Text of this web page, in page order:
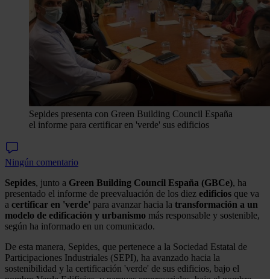
Sepides presenta con Green Building Council España
el informe para certificar en 'verde' sus edificios
Ningún comentario
Sepides, junto a Green Building Council España (GBCe), ha
presentado el informe de preevaluación de los diez edificios que va
a certificar en 'verde' para avanzar hacia la transformación a un
modelo de edificación y urbanismo más responsable y sostenible,
según ha informado en un comunicado.
De esta manera, Sepides, que pertenece a la Sociedad Estatal de
Participaciones Industriales (SEPI), ha avanzado hacia la
sostenibilidad y la certificación 'verde' de sus edificios, bajo el